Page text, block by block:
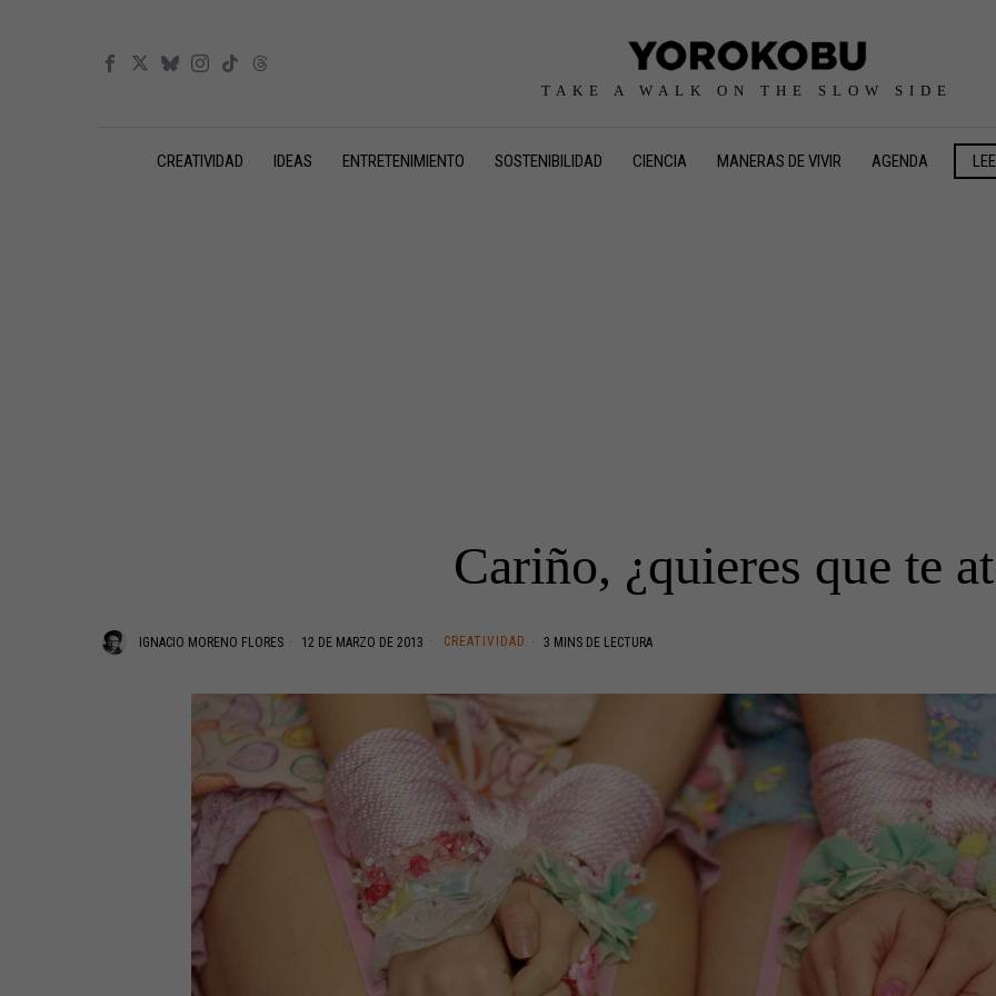
TAKE A WALK ON THE SLOW SIDE
CREATIVIDAD IDEAS ENTRETENIMIENTO SOSTENIBILIDAD CIENCIA MANERAS DE VIVIR AGENDA
Cariño, ¿quieres que te
IGNACIO MORENO FLORES 12 DE MARZO DE 2013 CREATIVIDAD 3 MINS DE LECTURA